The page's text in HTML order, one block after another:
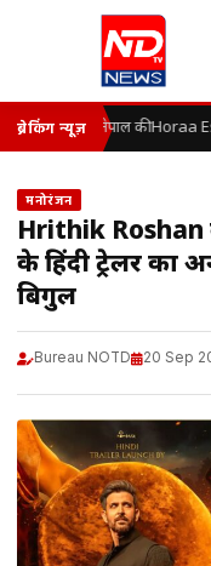
ब्रेकिंग न्यूज़ नेपाल की Horaa
मनोरंजन
Hrithik Roshan
के हिंदी ट्रेलर का
बिगुल
Bureau NOTD 20 Sep